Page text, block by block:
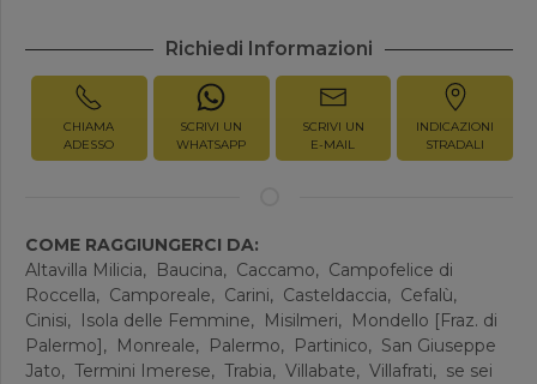
Richiedi Informazioni
CHIAMA
ADESSO
SCRIVI UN
WHATSAPP
SCRIVI UN
E-MAIL
INDICAZIONI
STRADALI
COME RAGGIUNGERCI DA:
Altavilla Milicia, Baucina, Caccamo, Campofelice di
Roccella, Camporeale, Carini, Casteldaccia, Cefalù,
Cinisi, Isola delle Femmine, Misilmeri, Mondello [Fraz. di
Palermo], Monreale, Palermo, Partinico, San Giuseppe
Jato, Termini Imerese, Trabia, Villabate, Villafrati, se sei